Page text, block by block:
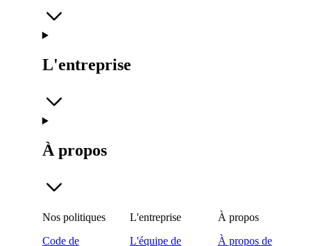
L'entreprise
À propos
Nos politiques
Code de
L'entreprise
L'équipe de
À propos
À propos de